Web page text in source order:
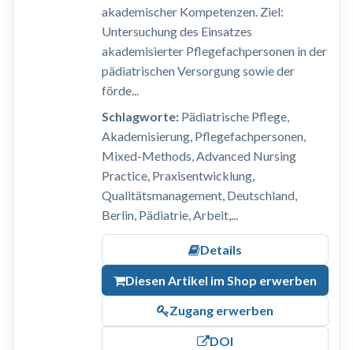
akademischer Kompetenzen. Ziel:
Untersuchung des Einsatzes
akademisierter Pflegefachpersonen in der
pädiatrischen Versorgung sowie der
förde...
Schlagworte:Pädiatrische Pflege,
Akademisierung, Pflegefachpersonen,
Mixed-Methods, Advanced Nursing
Practice, Praxisentwicklung,
Qualitätsmanagement, Deutschland,
Berlin, Pädiatrie, Arbeit,...
Details
Diesen Artikel im Shop erwerben
Zugang erwerben
DOI